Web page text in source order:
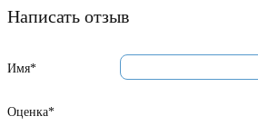
Написать отзыв
Имя*
Оценка*